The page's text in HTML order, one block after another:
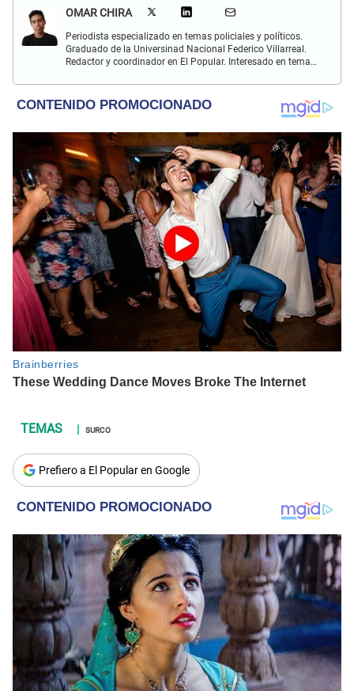
OMAR CHIRA
Periodista especializado en temas policiales y políticos.
Graduado de la Universinad Nacional Federico Villarreal.
Redactor y coordinador en El Popular. Interesado en temas
SURCO
Prefiero a El Popular en Google